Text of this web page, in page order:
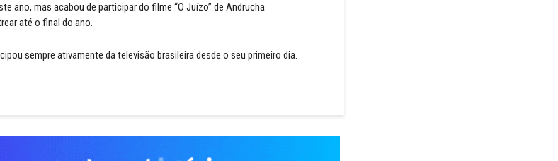
ano, mas acabou de participar do filme “O Juízo” de Andrucha
até o final do ano.
sempre ativamente da televisão brasileira desde o seu primeiro dia.